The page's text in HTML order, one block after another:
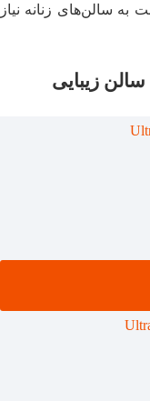
به سالن‌های زنانه نیاز
زیبایی